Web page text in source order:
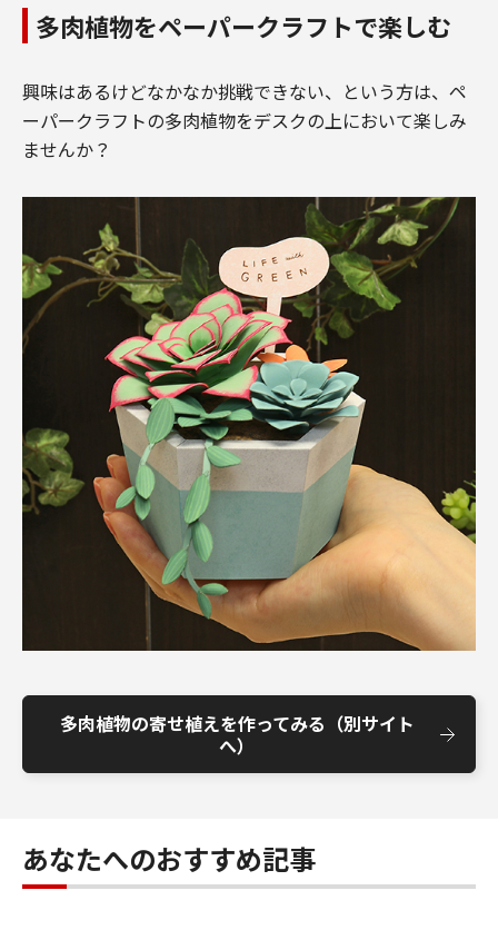
多肉植物をペーパークラフトで楽しむ
興味はあるけどなかなか挑戦できない、という方は、ペ
ーパークラフトの多肉植物をデスクの上において楽しみ
ませんか？
多肉植物の寄せ植えを作ってみる（別サイト
へ）
あなたへのおすすめ記事